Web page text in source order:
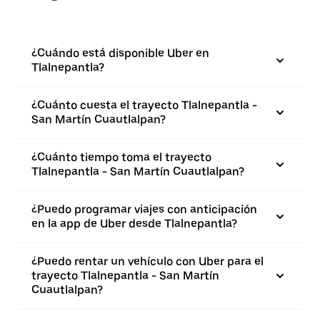
¿Cuándo está disponible Uber en
Tlalnepantla?
¿Cuánto cuesta el trayecto Tlalnepantla -
San Martín Cuautlalpan?
¿Cuánto tiempo toma el trayecto
Tlalnepantla - San Martín Cuautlalpan?
¿Puedo programar viajes con anticipación
en la app de Uber desde Tlalnepantla?
¿Puedo rentar un vehículo con Uber para el
trayecto Tlalnepantla - San Martín
Cuautlalpan?